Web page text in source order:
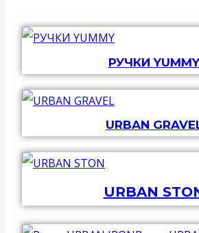
РУЧКИ YUMMY
URBAN
URBAN